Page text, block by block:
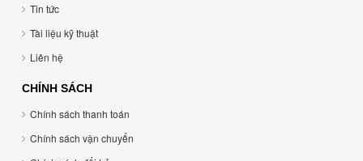
Tin tức
Tài liệu kỹ thuật
Liên hệ
CHÍNH SÁCH
Chính sách thanh toán
Chính sách vận chuyển